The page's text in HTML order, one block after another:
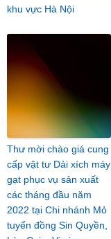
khu vực Hà Nội
Thư mời chào giá cung
cấp vật tư Dải xích máy
gạt phục vụ sản xuất
các tháng đầu năm
2022 tại Chi nhánh Mỏ
tuyển đồng Sin Quyền,